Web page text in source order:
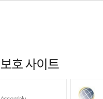
호 사이트